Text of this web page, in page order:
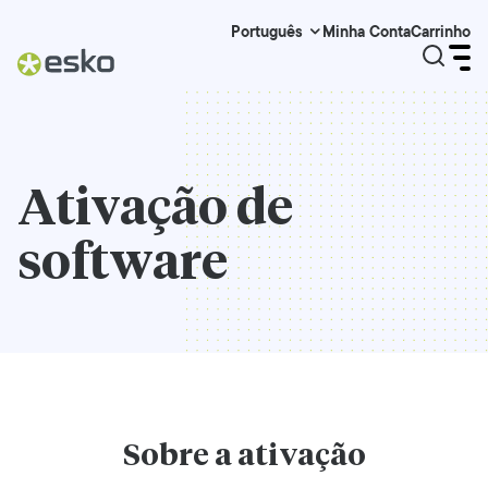
Português Minha ContaCarrinho
Ativação de
software
Sobre a ativação